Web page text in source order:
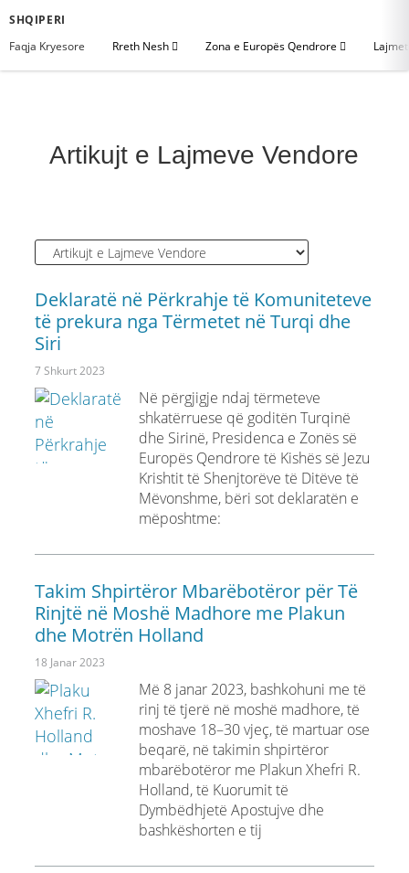
SHQIPERI
Faqja Kryesore
Rreth Nesh Zona e Europës Qendrore
Artikujt e Lajmeve Vendore
Deklaratë në Përkrahje të Komuniteteve
të prekura nga Tërmetet në Turqi dhe
Siri
7 Shkurt 2023
Në përgjigje ndaj tërmeteve
shkatërruese që goditën Turqinë
dhe Sirinë, Presidenca e Zonës së
Europës Qendrore të Kishës së Jezu
Krishtit të Shenjtorëve të Ditëve të
Mëvonshme, bëri sot deklaratën e
mëposhtme:
Takim Shpirtëror Mbarëbotëror për Të
Rinjtë në Moshë Madhore me Plakun
dhe Motrën Holland
18 Janar 2023
Më 8 janar 2023, bashkohuni me të
rinj të tjerë në moshë madhore, të
moshave 18–30 vjeç, të martuar ose
beqarë, në takimin shpirtëror
mbarëbotëror me Plakun Xhefri R.
Holland, të Kuorumit të
Dymbëdhjetë Apostujve dhe
bashkëshorten e tij